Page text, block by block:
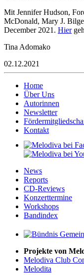
Mit Jennifer Hudson,
McDonald, Mary J.
December 2021. Hier
Tina Adomako
02.12.2021
Home
Über Uns
Autorinnen
Newsletter
Kontakt
News
Reports
CD-Reviews
Konzerttermine
Workshops
Bandindex
Projekte von
Melodiva Club
Melodita